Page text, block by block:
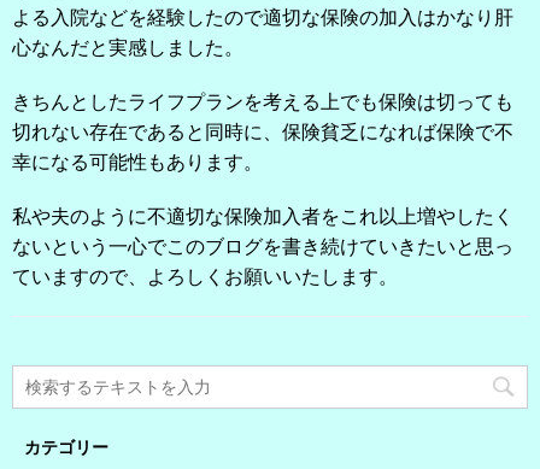
よる入院などを経験したので適切な保険の加入はかなり肝
心なんだと実感しました。
きちんとしたライフプランを考える上でも保険は切っても
切れない存在であると同時に、保険貧乏になれば保険で不
幸になる可能性もあります。
私や夫のように不適切な保険加入者をこれ以上増やしたく
ないという一心でこのブログを書き続けていきたいと思っ
ていますので、よろしくお願いいたします。
カテゴリー